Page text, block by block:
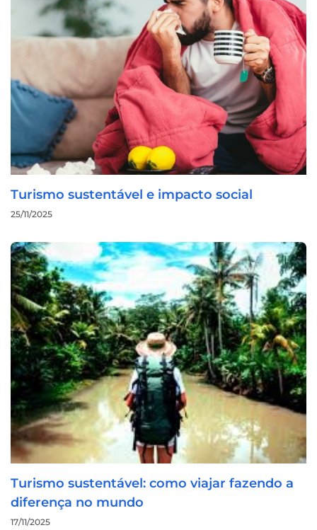
Turismo sustentável e impacto social
25/11/2025
Turismo sustentável: como viajar fazendo a
diferença no mundo
17/11/2025